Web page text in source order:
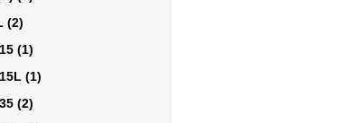
(2)
(1)
(1)
(2)